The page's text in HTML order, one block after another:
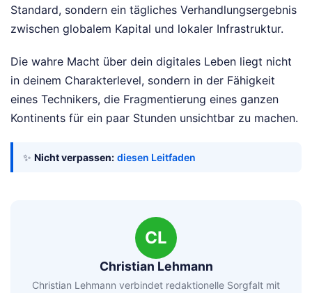
Standard, sondern ein tägliches Verhandlungsergebnis
zwischen globalem Kapital und lokaler Infrastruktur.
Die wahre Macht über dein digitales Leben liegt nicht
in deinem Charakterlevel, sondern in der Fähigkeit
eines Technikers, die Fragmentierung eines ganzen
Kontinents für ein paar Stunden unsichtbar zu machen.
✨ Nicht verpassen: diesen Leitfaden
CL
Christian Lehmann
Christian Lehmann verbindet redaktionelle Sorgfalt mit